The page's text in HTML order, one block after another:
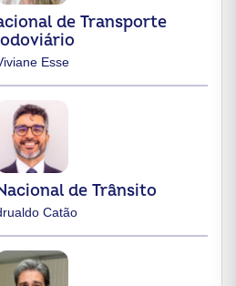
de Transporte
Esse
de Trânsito
Catão